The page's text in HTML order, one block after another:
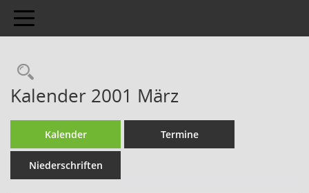
Toggle navigation
Kalender 2001 März
Kalender Termine
Niederschriften